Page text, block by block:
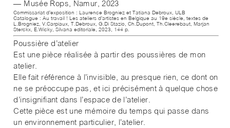
— Musée Rops, Namur, 2023
Commissariat d’exposition : Laurence Brogniez et Tatiana Debroux, ULB
Catalogue :Au travail ! Les ateliers d’artistes en Belgique au 19e siècle, textes de
L.Brogniez, V.Carpiaux, T.Debroux, G.Di Stazio, Ch.Dupont, Th.Cleerebaut, Marjan
Sterckx, E.Wicky, Silvana editoriale, 2023, 144 p.
Poussière d’atelier
Est une pièce réalisée à partir des poussières de mon
atelier.
Elle fait référence à l’invisible, au presque rien, ce dont on
ne se préoccupe pas, et ici précisément à quelque chose
d’insignifiant dans l’espace de l’atelier.
Cette pièce est une mémoire du temps qui passe dans
un environnement particulier, l’atelier.